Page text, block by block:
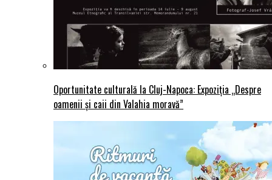
Oportunitate culturală la Cluj-Napoca: Expoziția „Despre
oamenii și caii din Valahia moravă”